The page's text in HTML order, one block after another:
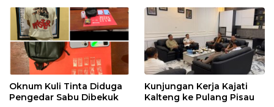
Oknum Kuli Tinta Diduga
Pengedar Sabu Dibekuk
Kunjungan Kerja Kajati
Kalteng ke Pulang Pisau